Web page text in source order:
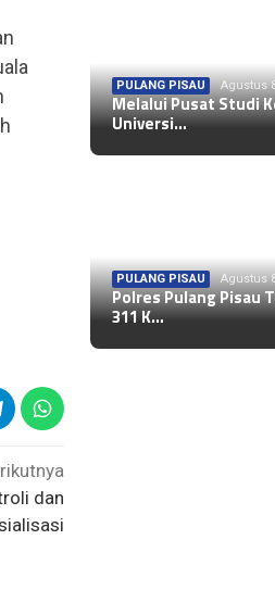
dan
PULANG PISAU Agustus
Melalui Pusat Studi
Universi…
PULANG PISAU Agustus
Polres Pulang Pisau
311 K…